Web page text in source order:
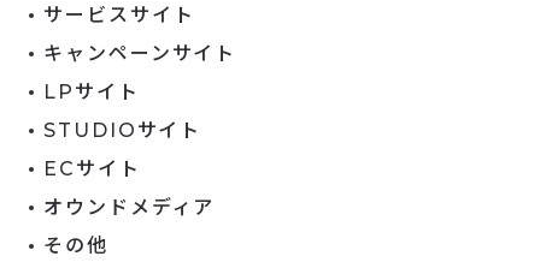
サービスサイト
キャンペーンサイト
LPサイト
STUDIOサイト
ECサイト
オウンドメディア
その他